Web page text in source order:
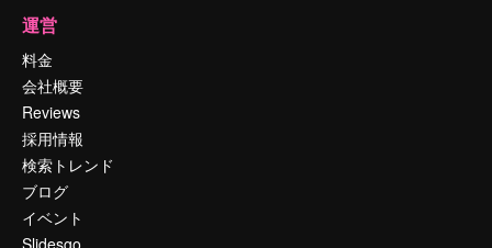
運営
料金
会社概要
Reviews
採用情報
検索トレンド
ブログ
イベント